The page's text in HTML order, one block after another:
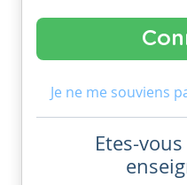
Je ne me souviens
Etes-